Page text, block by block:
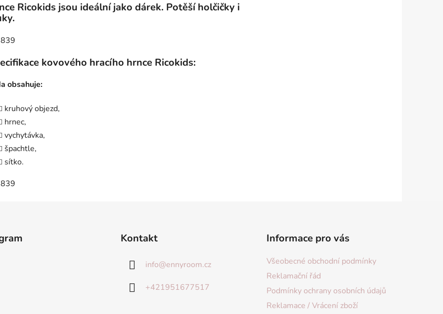
Ricokids jsou ideální jako dárek. Potěší holčičky i
kovového hracího hrnce Ricokids:
obsahuje:
kruhový objezd,
hrnec,
vychytávka,
špachtle,
sítko.
Kontakt
info@ennyroom.cz
+421951677517
Informace pro vás
Všeobecné obchodní podmínky
Reklamační řád
Podmínky ochrany osobních údajů
Reklamace / Vrácení zboží